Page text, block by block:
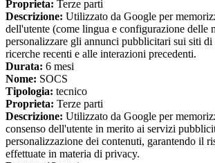
Proprieta: Terze parti
Descrizione: Utilizzato da Google per
dell'utente (come lingua e configurazione delle
personalizzare gli annunci pubblicitari sui siti di
ricerche recenti e alle interazioni precedenti.
Durata: 6 mesi
Nome: SOCS
Tipologia: tecnico
Proprieta: Terze parti
Descrizione: Utilizzato da Google per
consenso dell'utente in merito ai servizi
personalizzazione dei contenuti, garantendo il
effettuate in materia di privacy.